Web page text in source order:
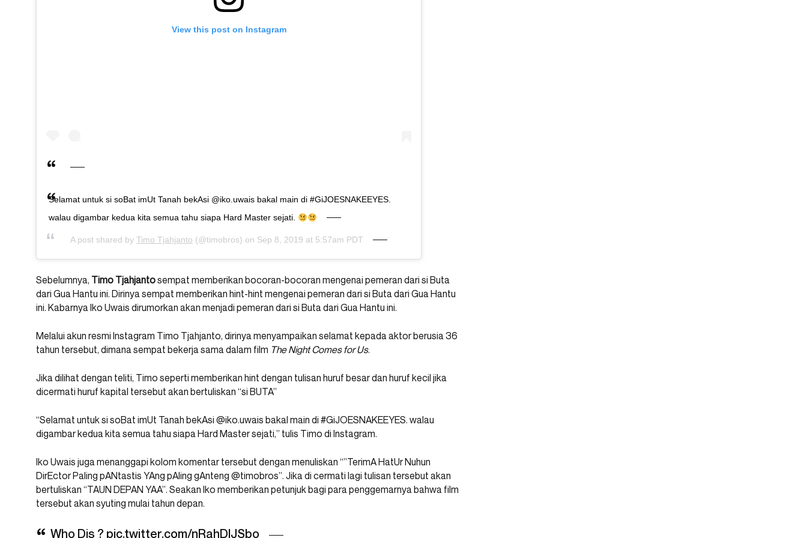
View this post on Instagram
Selamat untuk si soBat imUt Tanah bekAsi @iko.uwais bakal main di #GiJOESNAKEEYES.
walau digambar kedua kita semua tahu siapa Hard Master sejati.
A post shared by Timo Tjahjanto (@timobros) on Sep 8, 2019 at 5:57am PDT
Sebelumnya, Timo Tjahjantosempat memberikan bocoran-bocoran mengenai pemeran dari si Buta
dari Gua Hantu ini. Dirinya sempat memberikan hint-hint mengenai pemeran dari si Buta dari Gua Hantu
ini. Kabarnya Iko Uwais dirumorkan akan menjadi pemeran dari si Buta dari Gua Hantu ini.
Melalui akun resmi Instagram Timo Tjahjanto, dirinya menyampaikan selamat kepada aktor berusia 36
tahun tersebut, dimana sempat bekerja sama dalam film The Night Comes for Us.
Jika dilihat dengan teliti, Timo seperti memberikan hint dengan tulisan huruf besar dan huruf kecil jika
dicermati huruf kapital tersebut akan bertuliskan “si BUTA”
“Selamat untuk si soBat imUt Tanah bekAsi @iko.uwais bakal main di #GiJOESNAKEEYES. walau
digambar kedua kita semua tahu siapa Hard Master sejati,” tulis Timo di Instagram.
Iko Uwais juga menanggapi kolom komentar tersebut dengan menuliskan “”TerimA HatUr Nuhun
DirEctor Paling pANtastis YAng pAling gAnteng @timobros”. Jika di cermati lagi tulisan tersebut akan
bertuliskan “TAUN DEPAN YAA”. Seakan Iko memberikan petunjuk bagi para penggemarnya bahwa film
tersebut akan syuting mulai tahun depan.
Who Dis ? pic.twitter.com/nRahDlJSbo